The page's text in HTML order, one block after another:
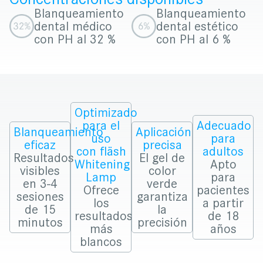
Blanqueamiento
dental médico
con PH al 32 %
Blanqueamiento
dental estético
con PH al 6 %
Blanqueamiento
eficaz
Resultados
visibles
en 3-4
sesiones
de 15
minutos
Optimizado
para el
uso
con fläsh
Whitening
Lamp
Ofrece
los
resultados
más
blancos
Aplicación
precisa
El gel de
color
verde
garantiza
la
precisión
Adecuado
para
adultos
Apto
para
pacientes
a partir
de 18
años